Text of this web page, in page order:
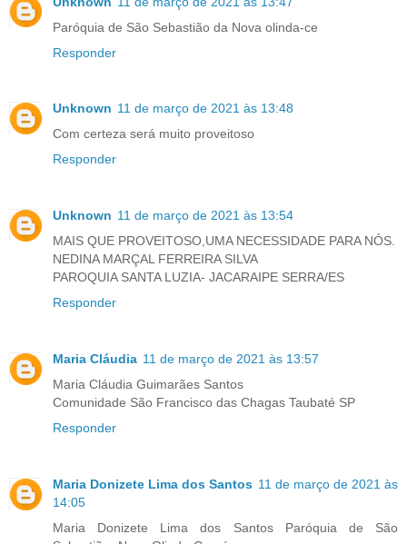
Paróquia de São Sebastião da Nova olinda-ce
Responder
Unknown 11 de março de 2021 às 13:48
Com certeza será muito proveitoso
Responder
Unknown 11 de março de 2021 às 13:54
MAIS QUE PROVEITOSO,UMA NECESSIDADE PARA NÓS.
NEDINA MARÇAL FERREIRA SILVA
PAROQUIA SANTA LUZIA- JACARAIPE SERRA/ES
Responder
Maria Cláudia 11 de março de 2021 às 13:57
Maria Cláudia Guimarães Santos
Comunidade São Francisco das Chagas Taubaté SP
Responder
Maria Donizete Lima dos Santos 11 de março de 2021 às
14:05
Maria Donizete Lima dos Santos Paróquia de São